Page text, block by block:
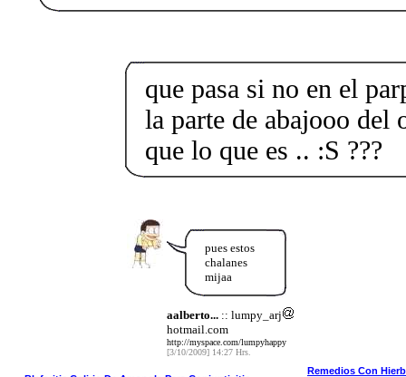
que pasa si no en el
la parte de abajooo del
que lo que es .. :S ???
pues estos
chalanes
mijaa
aalberto... :: lumpy_arj
hotmail.com
http://myspace.com/lumpyhappy
[3/10/2009] 14:27 Hrs.
Remedios Con